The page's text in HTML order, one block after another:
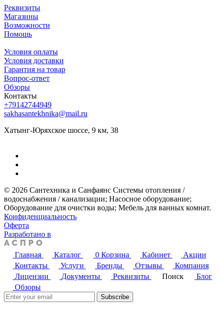
Реквизиты
Магазины
Возможности
Помощь
Условия оплаты
Условия доставки
Гарантия на товар
Вопрос-ответ
Обзоры
Контакты
+79142744949
sakhasantekhnika@mail.ru
Хатынг-Юряхское шоссе, 9 км, 38
© 2026 Сантехника и Санфаянс ​Системы отопления /
водоснабжения / канализации; ​Насосное оборудование; ​
Оборудование для очистки воды; ​Мебель для ванных комнат.
Конфиденциальность
Оферта
Разработано в
Главная Каталог 0 Корзина Кабинет
Акции
Контакты
Услуги Бренды Отзывы
Компания
Лицензии
Документы Реквизиты Поиск
Блог
Обзоры
Subscribe